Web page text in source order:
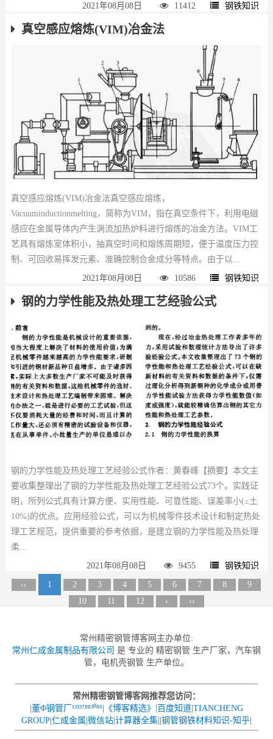
2021年08月08日 11412 钢铁知识
真空感应熔炼(VIM)冶金法
真空感应熔炼(VIM)冶金法真空感应熔炼，
Vacuuminductionmelting，简称为VIM，指在真空条件下，利用电磁
感应在金属导体内产生涡流加热炉料进行熔炼的冶金方法。VIM工
艺具有熔炼室体积小，抽真空时间和熔炼周期短，便于温度压力控
制、可回收易挥发元素、准确控制合金成分等特点。由于以...
2021年08月08日 10586 钢铁知识
钢的力学性能及热处理工艺经验公式
钢的力学性能及热处理工艺经验公式作者：黄春峰【摘要】本文主
要收集整理出了钢的力学性能及热处理工艺经验公式73个。实践证
明，所列公式具有计算方便、实用性能、可靠性能、误差率小(≤土
10%)的优点。应用经验公式，可以为机械零件技术设计和制定热处
理工艺规范，提供重要的参考依据，是建立钢的力学性能及热处理
柔...
2021年08月08日 9455 钢铁知识
‹‹ 1 2 3 4 5 6 7 8
9
10
11 12 › ››
常州精密钢管博客网主办单位:
常州仁成金属制品有限公司 是 专业的 精密钢管 生产厂家，汽车钢
管，电机壳钢管 生产单位。
常州精密钢管博客网推荐您访问：
|董Φ钢管厂¹³³³⁷⁸⁸³⁰⁸⁶| 《博客精选》 |百度知道|TIANCHENG
GROUP|仁成金属|微信站|计算器全集||钢管钢铁材料知识-知乎|